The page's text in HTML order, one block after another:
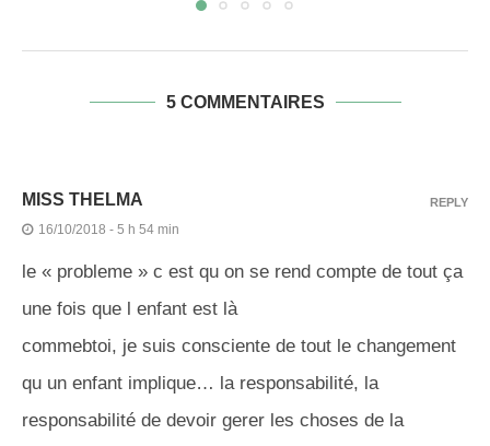
5 COMMENTAIRES
MISS THELMA
16/10/2018 - 5 h 54 min
le « probleme » c est qu on se rend compte de tout ça
une fois que l enfant est là
commebtoi, je suis consciente de tout le changement
qu un enfant implique… la responsabilité, la
responsabilité de devoir gerer les choses de la
REPLY